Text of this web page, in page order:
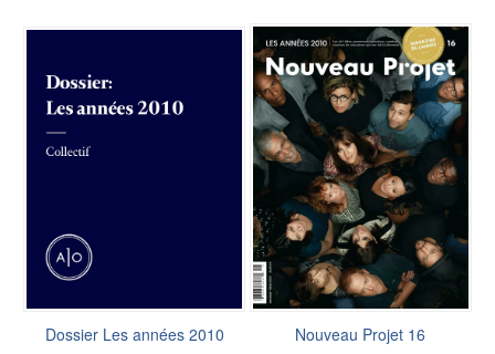
Dossier Les années 2010 Nouveau Projet 16